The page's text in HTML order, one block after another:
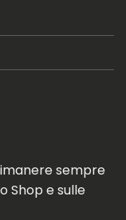
sempre
Shop e sulle